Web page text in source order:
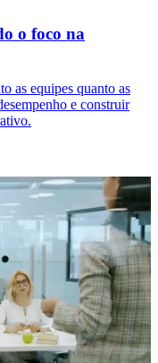
o foco na
as equipes quanto as
e construir